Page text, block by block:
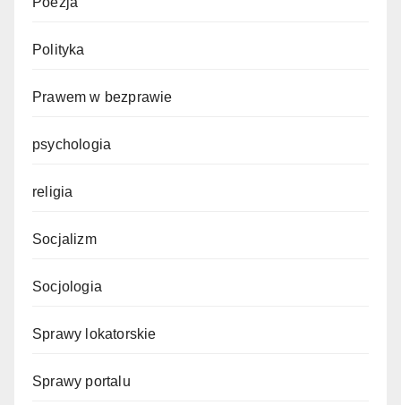
Polityka
Prawem w bezprawie
psychologia
religia
Socjalizm
Socjologia
Sprawy lokatorskie
Sprawy portalu